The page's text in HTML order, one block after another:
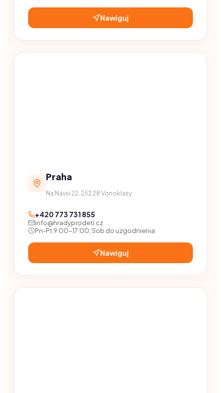
Nawiguj
Praha
Na Návsi 22, 252 28 Vonoklasy
+420 773 731 855
info@hradyprodeti.cz
Pn-Pt 9:00-17:00, Sob do uzgodnienia
Nawiguj